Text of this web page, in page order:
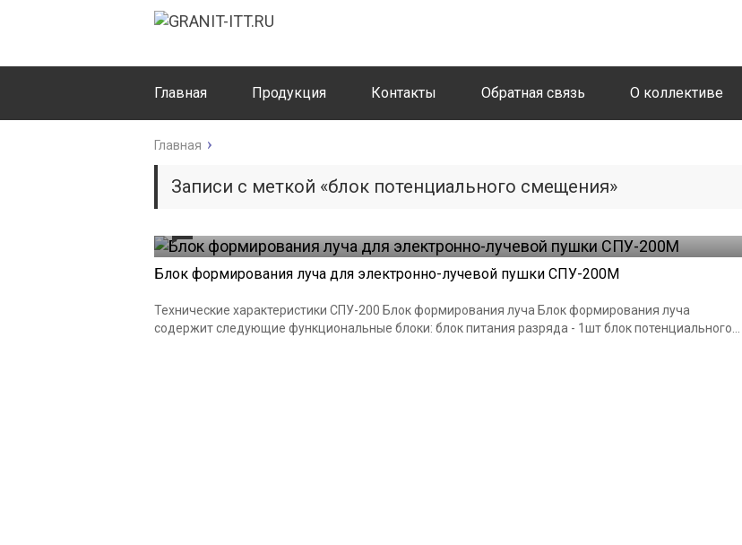
Главная Продукция Контакты Обратная связь О коллективе
Главная
Записи с меткой «блок потенциального смещения»
Блок формирования луча для электронно-лучевой пушки СПУ-200М
Технические характеристики СПУ-200 Блок формирования луча Блок формирования луча
содержит следующие функциональные блоки: блок питания разряда - 1шт блок потенциального...